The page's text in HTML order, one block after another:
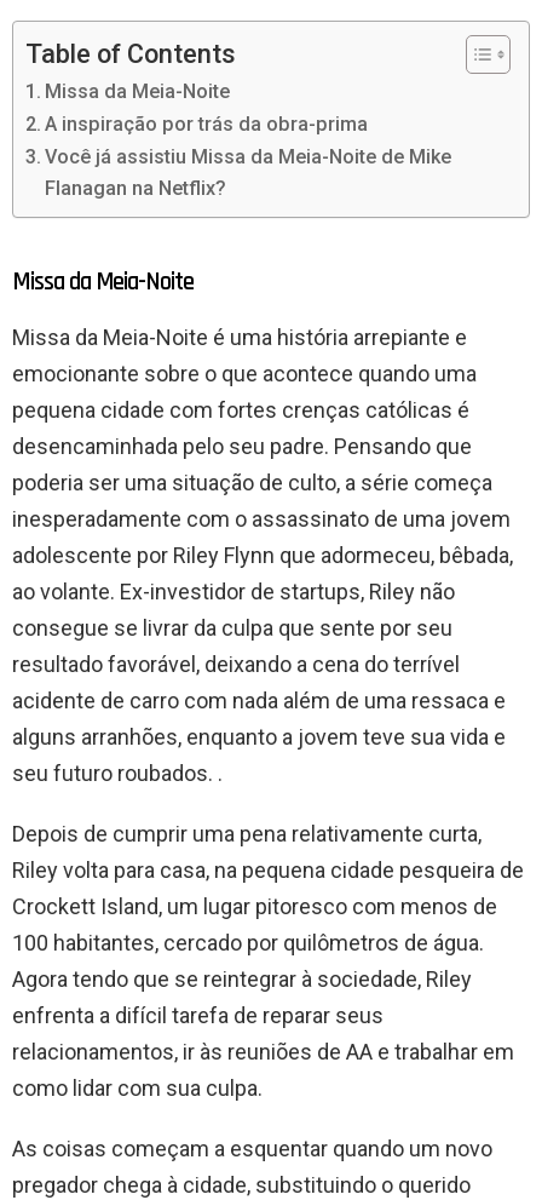
Table of Contents
Missa da Meia-Noite
A inspiração por trás da obra-prima
Você já assistiu Missa da Meia-Noite de Mike
Flanagan na Netflix?
Missa da Meia-Noite
Missa da Meia-Noite é uma história arrepiante e
emocionante sobre o que acontece quando uma
pequena cidade com fortes crenças católicas é
desencaminhada pelo seu padre. Pensando que
poderia ser uma situação de culto, a série começa
inesperadamente com o assassinato de uma jovem
adolescente por Riley Flynn que adormeceu, bêbada,
ao volante. Ex-investidor de startups, Riley não
consegue se livrar da culpa que sente por seu
resultado favorável, deixando a cena do terrível
acidente de carro com nada além de uma ressaca e
alguns arranhões, enquanto a jovem teve sua vida e
seu futuro roubados. .
Depois de cumprir uma pena relativamente curta,
Riley volta para casa, na pequena cidade pesqueira de
Crockett Island, um lugar pitoresco com menos de
100 habitantes, cercado por quilômetros de água.
Agora tendo que se reintegrar à sociedade, Riley
enfrenta a difícil tarefa de reparar seus
relacionamentos, ir às reuniões de AA e trabalhar em
como lidar com sua culpa.
As coisas começam a esquentar quando um novo
pregador chega à cidade, substituindo o querido